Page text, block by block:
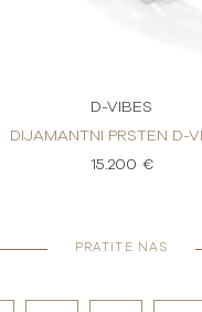
D-VIBES
DIJAMANTNI PRSTEN D-
15.200 €
PRATITE NAS